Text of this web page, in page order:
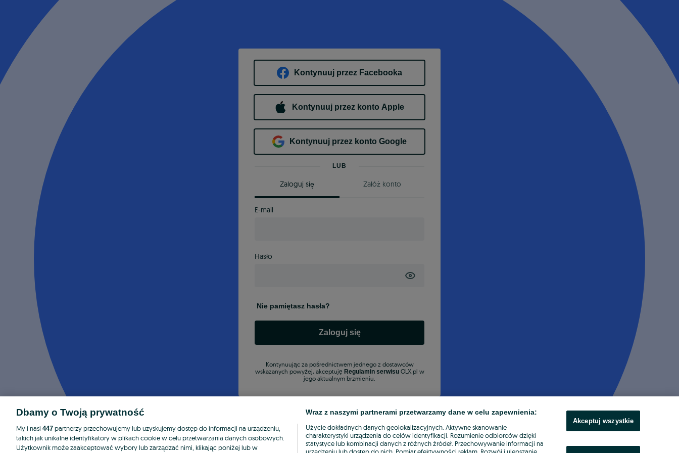
Kontynuuj przez Facebooka
Kontynuuj przez konto Apple
Kontynuuj przez konto Google
LUB
Zaloguj się Załóż konto
E-mail
Hasło
Nie pamiętasz hasła?
Zaloguj się
Kontynuując za pośrednictwem jednego z dostawców
wskazanych powyżej, akceptuję Regulamin serwisuOLX.pl w
jego aktualnym brzmieniu.
Dbamy o Twoją prywatność
My i nasi 447 partnerzy przechowujemy lub uzyskujemy dostęp do informacji na urządzeniu,
takich jak unikalne identyfikatory w plikach cookie w celu przetwarzania danych osobowych.
Użytkownik może zaakceptować wybory lub zarządzać nimi, klikając poniżej lub w
Wraz z naszymi partnerami przetwarzamy dane w celu zapewnienia:
Użycie dokładnych danych geolokalizacyjnych. Aktywne skanowanie
charakterystyki urządzenia do celów identyfikacji. Rozumienie odbiorców dzięki
statystyce lub kombinacji danych z różnych źródeł. Przechowywanie informacji na
Akceptuj wszystkie